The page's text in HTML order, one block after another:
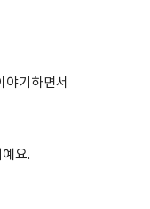
야기하면서
요.